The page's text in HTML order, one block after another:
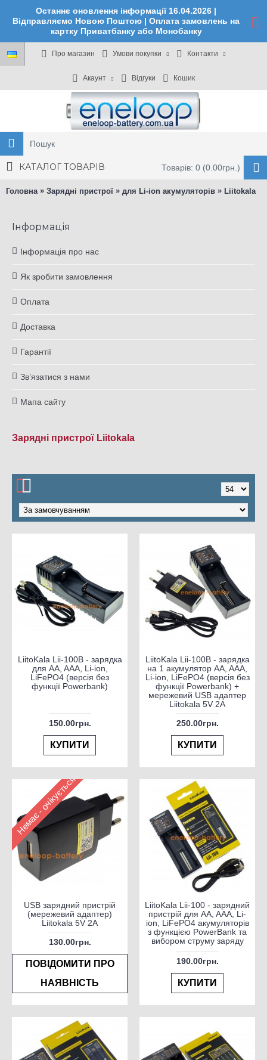
Останнє оновлення інформації 16.04.2026 |
Відправляємо Новою Поштою | Оплата замовлень на
картку Приватбанку або Монобанку
Про магазин Умови покупки Контакти
Акаунт Відгуки Кошик
Товарів: 0 (0.00грн.)
КАТАЛОГ ТОВАРІВ
Головна » Зарядні пристрої » для Li-ion акумуляторів » Liitokala
Інформація
Інформація про нас
Як зробити замовлення
Оплата
Доставка
Гарантії
Зв’язатися з нами
Мапа сайту
Зарядні пристрої Liitokala
LiitoKala Lii-100B - зарядка
для AA, AAA, Li-ion,
LiFePO4 (версія без
функції Powerbank)
150.00грн.
КУПИТИ
LiitoKala Lii-100B - зарядка
на 1 акумулятор AA, AAA,
Li-ion, LiFePO4 (версія без
функції Powerbank) +
мережевий USB адаптер
Liitokala 5V 2A
250.00грн.
КУПИТИ
Немає - очікується
USB зарядний пристрій
(мережевий адаптер)
Liitokala 5V 2A
130.00грн.
ПОВІДОМИТИ ПРО
НАЯВНІСТЬ
LiitoKala Lii-100 - зарядний
пристрій для AA, AAA, Li-
ion, LiFePO4 акумуляторів
з функцією PowerBank та
вибором струму заряду
190.00грн.
КУПИТИ